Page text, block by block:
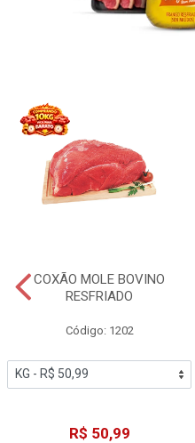
COXÃO MOLE BOVINO
RESFRIADO
Código: 1202
R$ 50,99